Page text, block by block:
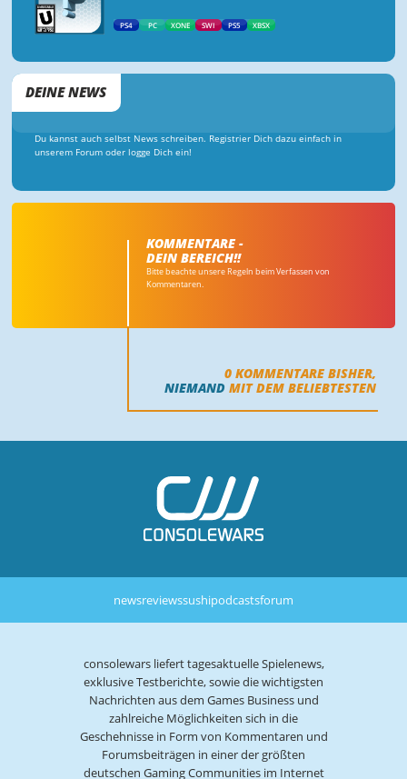
PS4 PC XONE SWI PS5 XBSX
DEINE NEWS
Du kannst auch selbst News schreiben. Registrier Dich dazu einfach in
unserem Forum oder logge Dich ein!
KOMMENTARE -
DEIN BEREICH!!
Bitte beachte unsere Regeln beim Verfassen von
Kommentaren.
0 KOMMENTARE BISHER,
NIEMAND MIT DEM BELIEBTESTEN
newsreviewssushipodcastsforum
consolewars liefert tagesaktuelle Spielenews,
exklusive Testberichte, sowie die wichtigsten
Nachrichten aus dem Games Business und
zahlreiche Möglichkeiten sich in die
Geschehnisse in Form von Kommentaren und
Forumsbeiträgen in einer der größten
deutschen Gaming Communities im Internet